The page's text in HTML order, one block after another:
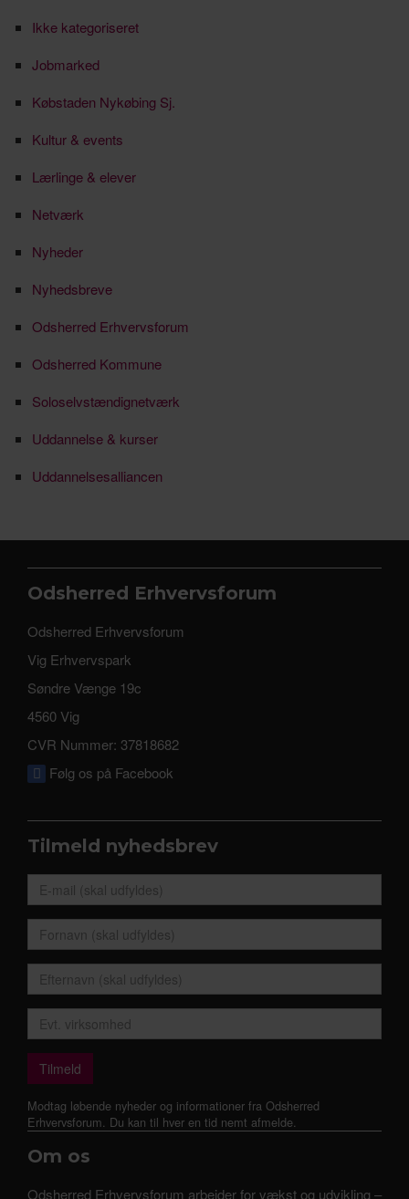
Ikke kategoriseret
Jobmarked
Købstaden Nykøbing Sj.
Kultur & events
Lærlinge & elever
Netværk
Nyheder
Nyhedsbreve
Odsherred Erhvervsforum
Odsherred Kommune
Soloselvstændignetværk
Uddannelse & kurser
Uddannelsesalliancen
Odsherred Erhvervsforum
Odsherred Erhvervsforum
Vig Erhvervspark
Søndre Vænge 19c
4560 Vig
CVR Nummer: 37818682
Følg os på Facebook
Tilmeld nyhedsbrev
Modtag løbende nyheder og informationer fra Odsherred
Erhvervsforum. Du kan til hver en tid nemt afmelde.
Om os
Odsherred Erhvervsforum arbejder for vækst og udvikling –